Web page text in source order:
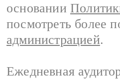
основании
посмотреть более
администрацией.
Ежедневная